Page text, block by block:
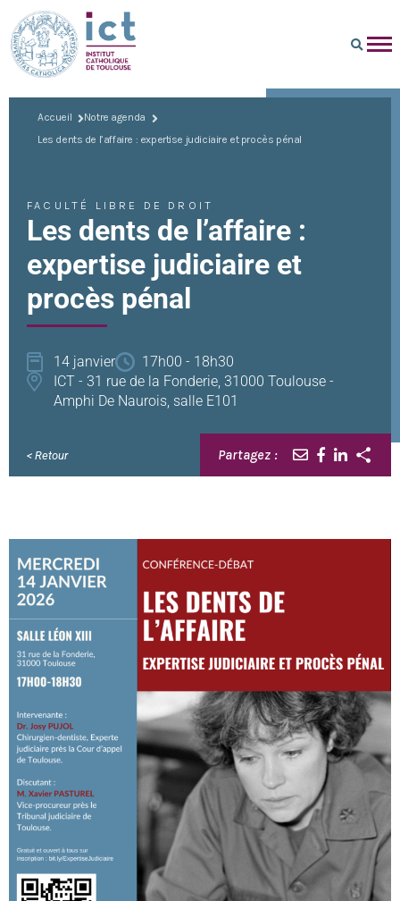
Accueil
Notre agenda
Les dents de l’affaire : expertise judiciaire et procès pénal
FACULTÉ LIBRE DE DROIT
Les dents de l’affaire :
expertise judiciaire et
procès pénal
14 janvier
17h00 - 18h30
ICT - 31 rue de la Fonderie, 31000 Toulouse -
Amphi De Naurois, salle E101
< Retour Partagez :